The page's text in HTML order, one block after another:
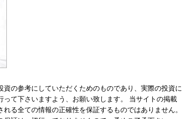
の参考にしていただくためのものであり、実際の投資に
て下さいますよう、お願い致します。 当サイトの掲載
る全ての情報の正確性を保証するものではありません。